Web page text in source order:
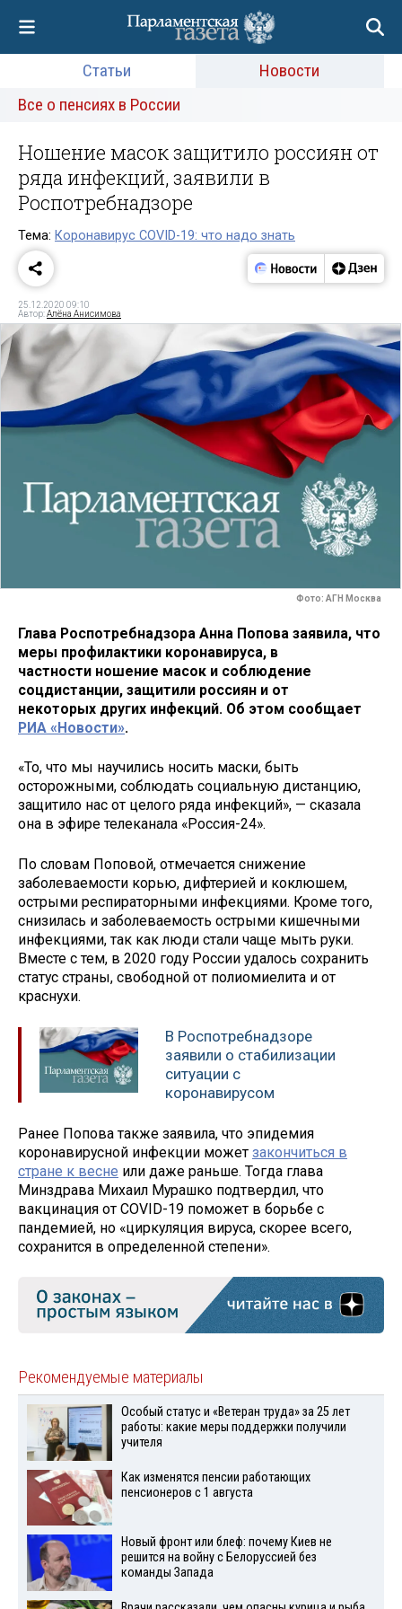
Статьи
Новости
Все о пенсиях в России
Ношение масок защитило россиян от
ряда инфекций, заявили в
Роспотребнадзоре
Тема: Коронавирус COVID-19: что надо знать
25.12.2020 09:10
Автор:Алёна Анисимова
Фото: АГН Москва
Глава Роспотребнадзора Анна Попова заявила, что
меры профилактики коронавируса, в
частности ношение масок и соблюдение
соцдистанции, защитили россиян и от
некоторых других инфекций. Об этом сообщает
РИА «Новости».
«То, что мы научились носить маски, быть
осторожными, соблюдать социальную дистанцию,
защитило нас от целого ряда инфекций», — сказала
она в эфире телеканала «Россия-24».
По словам Поповой, отмечается снижение
заболеваемости корью, дифтерией и коклюшем,
острыми респираторными инфекциями. Кроме того,
снизилась и заболеваемость острыми кишечными
инфекциями, так как люди стали чаще мыть руки.
Вместе с тем, в 2020 году России удалось сохранить
статус страны, свободной от полиомиелита и от
краснухи.
В Роспотребнадзоре
заявили о стабилизации
ситуации с
коронавирусом
Ранее Попова также заявила, что эпидемия
коронавирусной инфекции может закончиться в
стране к весне или даже раньше. Тогда глава
Минздрава Михаил Мурашко подтвердил, что
вакцинация от COVID-19 поможет в борьбе с
пандемией, но «циркуляция вируса, скорее всего,
сохранится в определенной степени».
Рекомендуемые материалы
Особый статус и «Ветеран труда» за 25 лет
работы: какие меры поддержки получили
учителя
Как изменятся пенсии работающих
пенсионеров с 1 августа
Новый фронт или блеф: почему Киев не
решится на войну с Белоруссией без
команды Запада